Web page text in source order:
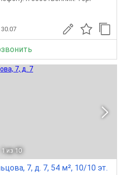
30.07
1 из 10
7, д. 7, 54 м², 10/10 эт.